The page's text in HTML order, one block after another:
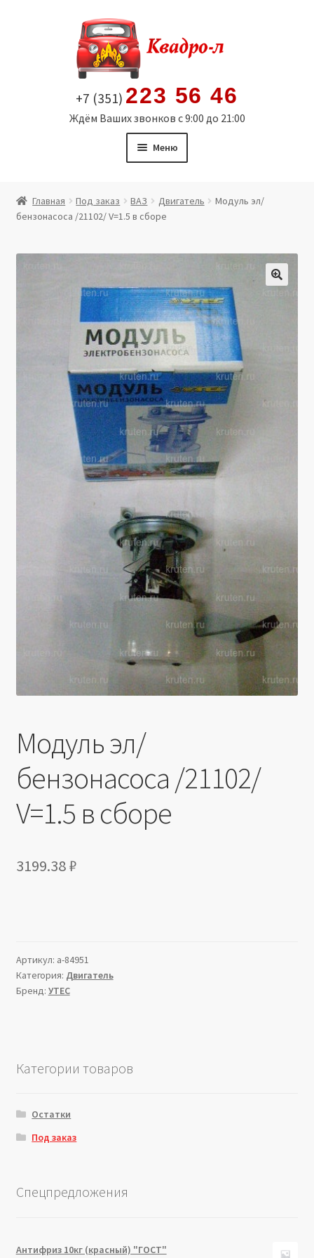
содержимому
+7 (351) 223 56 46
Ждём Ваших звонков с 9:00 до 21:00
Меню
Витрина
Мой аккаунт
Политика в отношении обработки персональных
Производители
Юридические данные
Главная Под заказ ВАЗ Двигатель
Модуль эл/
бензонасоса /21102/ V=1.5 в сборе
Модуль эл/
бензонасоса /21102/
V=1.5 в сборе
3199.38₽
Артикул: a-84951
Категория: Двигатель
Бренд: УТЕС
Категории товаров
Остатки
Под заказ
Спецпредложения
Антифриз 10кг (красный) "ГОСТ"